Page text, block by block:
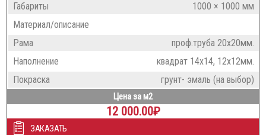
Габариты
1000 × 1000 мм
Материал/описание
Рама
проф.труба 20х20мм.
Наполнение
квадрат 14х14, 12х12мм.
Покраска
грунт- эмаль (на выбор)
Цена за м2
12 000.00₽
ЗАКАЗАТЬ